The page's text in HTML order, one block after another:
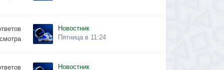
Новостник
Пятница в 11:24
Новостник